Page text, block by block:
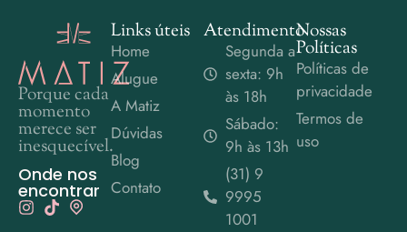
Porque cada
momento
merece ser
inesquecível.
Onde nos
encontrar
Links úteis
Home
Alugue
A Matiz
Dúvidas
Blog
Contato
Atendimento
Segunda a
sexta: 9h
às 18h
Sábado:
9h às 13h
(31) 9
9995
1001
Nossas
Políticas
Políticas de
privacidade
Termos de
uso